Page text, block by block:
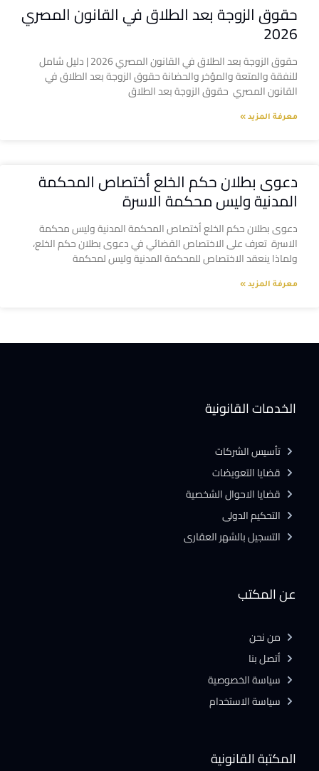
حقوق الزوجة بعد الطلاق في القانون المصري
2026
حقوق الزوجة بعد الطلاق في القانون المصري 2026 | دليل شامل
للنفقة والمتعة والمؤخر والحضانة حقوق الزوجة بعد الطلاق في
القانون المصري حقوق الزوجة بعد الطلاق
معرفة المزيد »
دعوى بطلان حكم الخلع أختصاص المحكمة
المدنية وليس محكمة الاسرة
دعوى بطلان حكم الخلع أختصاص المحكمة المدنية وليس محكمة
الاسرة تعرف على الاختصاص القضائي في دعوى بطلان حكم الخلع،
ولماذا ينعقد الاختصاص للمحكمة المدنية وليس لمحكمة
معرفة المزيد »
المكتبة القانونية
عن المكتب
من نحن
أتصل بنا
سياسة الخصوصية
سياسة الاستخدام
الخدمات القانونية
تأسيس الشركات
قضايا التعويضات
قضايا الاحوال الشخصية
التحكيم الدولى
التسجيل بالشهر العقارى